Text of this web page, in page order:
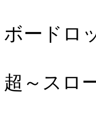
ボードロ
超～スロ